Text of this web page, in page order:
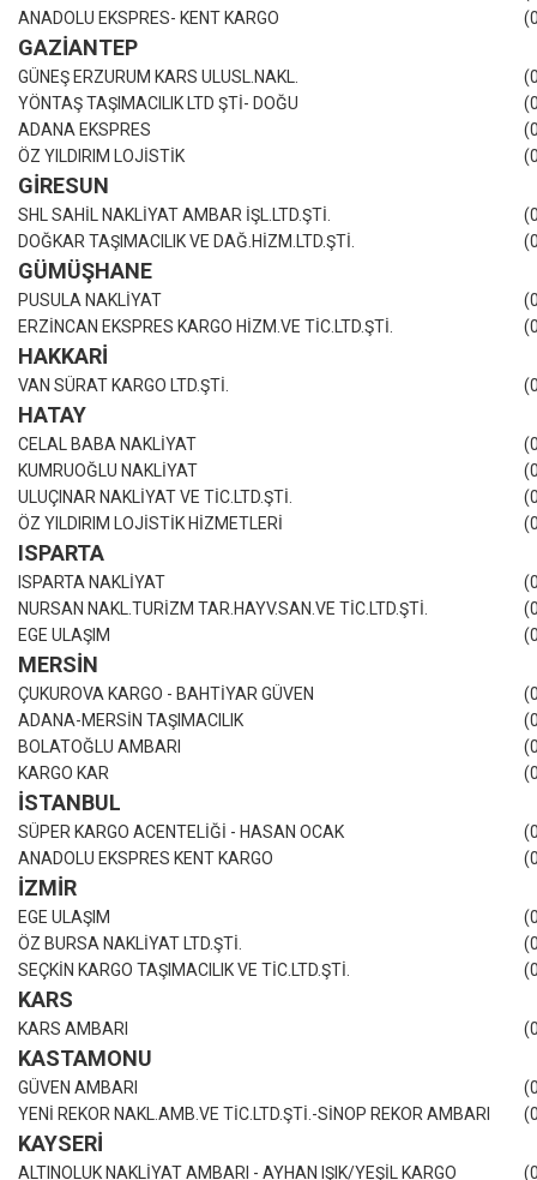
ANADOLU EKSPRES- KENT KARGO
GAZİANTEP
GÜNEŞ ERZURUM KARS ULUSL.NAKL.
YÖNTAŞ TAŞIMACILIK LTD ŞTİ- DOĞU
ADANA EKSPRES
ÖZ YILDIRIM LOJİSTİK
GİRESUN
SHL SAHİL NAKLİYAT AMBAR İŞL.LTD.ŞTİ.
DOĞKAR TAŞIMACILIK VE DAĞ.HİZM.LTD.ŞTİ.
GÜMÜŞHANE
PUSULA NAKLİYAT
ERZİNCAN EKSPRES KARGO HİZM.VE TİC.LTD.ŞTİ.
HAKKARİ
VAN SÜRAT KARGO LTD.ŞTİ.
HATAY
CELAL BABA NAKLİYAT
KUMRUOĞLU NAKLİYAT
ULUÇINAR NAKLİYAT VE TİC.LTD.ŞTİ.
ÖZ YILDIRIM LOJİSTİK HİZMETLERİ
ISPARTA
ISPARTA NAKLİYAT
NURSAN NAKL.TURİZM TAR.HAYV.SAN.VE TİC.LTD.ŞTİ.
EGE ULAŞIM
MERSİN
ÇUKUROVA KARGO - BAHTİYAR GÜVEN
ADANA-MERSİN TAŞIMACILIK
BOLATOĞLU AMBARI
KARGO KAR
İSTANBUL
SÜPER KARGO ACENTELİĞİ - HASAN OCAK
ANADOLU EKSPRES KENT KARGO
İZMİR
EGE ULAŞIM
ÖZ BURSA NAKLİYAT LTD.ŞTİ.
SEÇKİN KARGO TAŞIMACILIK VE TİC.LTD.ŞTİ.
KARS
KARS AMBARI
KASTAMONU
GÜVEN AMBARI
YENİ REKOR NAKL.AMB.VE TİC.LTD.ŞTİ.-SİNOP REKOR AMBARI
KAYSERİ
ALTINOLUK NAKLİYAT AMBARI - AYHAN IŞIK/YEŞİL KARGO